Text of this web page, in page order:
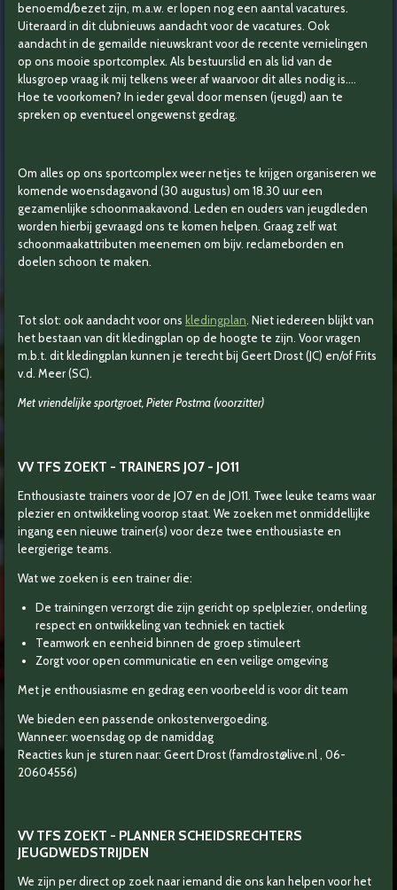
benoemd/bezet zijn, m.a.w. er lopen nog een aantal vacatures.
Uiteraard in dit clubnieuws aandacht voor de vacatures. Ook
aandacht in de gemailde nieuwskrant voor de recente vernielingen
op ons mooie sportcomplex. Als bestuurslid en als lid van de
klusgroep vraag ik mij telkens weer af waarvoor dit alles nodig is....
Hoe te voorkomen? In ieder geval door mensen (jeugd) aan te
spreken op eventueel ongewenst gedrag.
Om alles op ons sportcomplex weer netjes te krijgen organiseren we
komende woensdagavond (30 augustus) om 18.30 uur een
gezamenlijke schoonmaakavond. Leden en ouders van jeugdleden
worden hierbij gevraagd ons te komen helpen. Graag zelf wat
schoonmaakattributen meenemen om bijv. reclameborden en
doelen schoon te maken.
Tot slot: ook aandacht voor ons kledingplan. Niet iedereen blijkt van
het bestaan van dit kledingplan op de hoogte te zijn. Voor vragen
m.b.t. dit kledingplan kunnen je terecht bij Geert Drost (JC) en/of Frits
v.d. Meer (SC).
Met vriendelijke sportgroet, Pieter Postma (voorzitter)
VV TFS ZOEKT - TRAINERS JO7 - JO11
Enthousiaste trainers voor de JO7 en de JO11. Twee leuke teams waar
plezier en ontwikkeling voorop staat. We zoeken met onmiddellijke
ingang een nieuwe trainer(s) voor deze twee enthousiaste en
leergierige teams.
Wat we zoeken is een trainer die:
De trainingen verzorgt die zijn gericht op spelplezier, onderling
respect en ontwikkeling van techniek en tactiek
Teamwork en eenheid binnen de groep stimuleert
Zorgt voor open communicatie en een veilige omgeving
Met je enthousiasme en gedrag een voorbeeld is voor dit team
We bieden een passende onkostenvergoeding.
Wanneer: woensdag op de namiddag
Reacties kun je sturen naar: Geert Drost (famdrost@live.nl , 06-
20604556)
VV TFS ZOEKT - PLANNER SCHEIDSRECHTERS
JEUGDWEDSTRIJDEN
We zijn per direct op zoek naar iemand die ons kan helpen voor het